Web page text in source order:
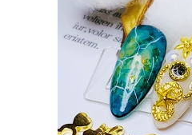
明星时尚美妆班